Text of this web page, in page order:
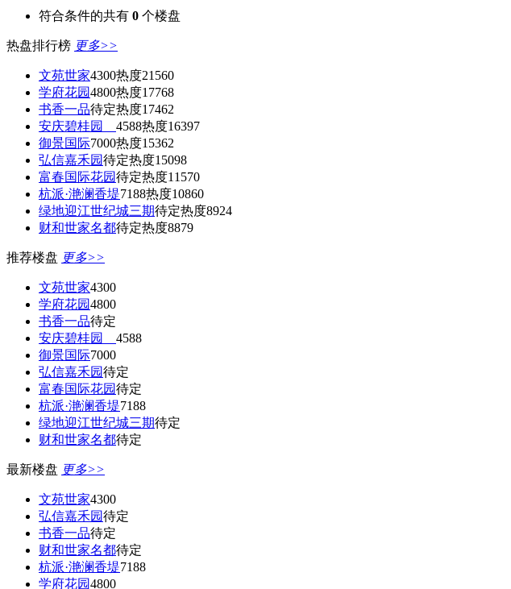
符合条件的共有 0 个楼盘
热盘排行榜 更多>>
文苑世家4300热度21560
学府花园4800热度17768
书香一品待定热度17462
安庆碧桂园 4588热度16397
御景国际7000热度15362
弘信嘉禾园待定热度15098
富春国际花园待定热度11570
杭派·滟澜香堤7188热度10860
绿地迎江世纪城三期待定热度8924
财和世家名都待定热度8879
推荐楼盘 更多>>
文苑世家4300
学府花园4800
书香一品待定
安庆碧桂园 4588
御景国际7000
弘信嘉禾园待定
富春国际花园待定
杭派·滟澜香堤7188
绿地迎江世纪城三期待定
财和世家名都待定
最新楼盘 更多>>
文苑世家4300
弘信嘉禾园待定
书香一品待定
财和世家名都待定
杭派·滟澜香堤7188
学府花园4800